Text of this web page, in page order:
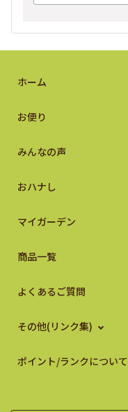
ホーム
お便り
みんなの声
おハナし
マイガーデン
商品一覧
よくあるご質問
その他(リンク集)
ポイント/ランクについて